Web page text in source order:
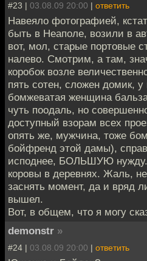
#23 | 03.08.09 20:00 | ответить
Навеяло фотографией,
быть в Неаполе, возили в
вот, мол, старые портовые
налево. Смотрим, а там,
коробок возле
пять сотен, сложен домик, у
бомжеватая женщина
чуть поодаль, но
доступный взорам всех
опять же, мужчина, тоже
бойфренд этой дамы),
исподнее, БОЛЬШУЮ нужду.
коровы в деревнях. Жаль,
заснять момент, да и вряд
вышел.
Вот, в общем, что я могу
demonstr »
#24 | 03.08.09 20:00 | ответить